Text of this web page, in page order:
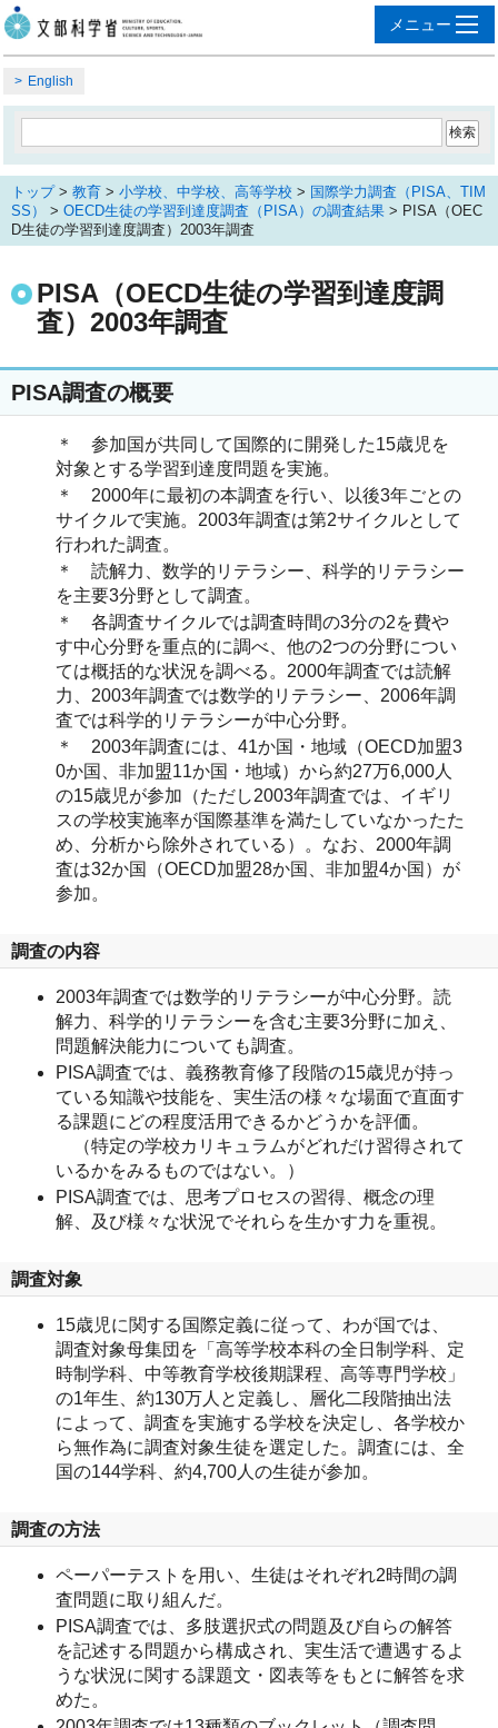
English
トップ> 教育 > 小学校、中学校、高等学校 > 国際学力調査（PISA、TIM
SS）
> OECD生徒の学習到達度調査（PISA）の調査結果 > PISA（OEC
D生徒の学習到達度調査）2003年調査
PISA（OECD生徒の学習到達度調
査）2003年調査
PISA調査の概要
＊ 参加国が共同して国際的に開発した15歳児を
対象とする学習到達度問題を実施。
＊ 2000年に最初の本調査を行い、以後3年ごとの
サイクルで実施。2003年調査は第2サイクルとして
行われた調査。
＊ 読解力、数学的リテラシー、科学的リテラシー
を主要3分野として調査。
＊ 各調査サイクルでは調査時間の3分の2を費や
す中心分野を重点的に調べ、他の2つの分野につい
ては概括的な状況を調べる。2000年調査では読解
力、2003年調査では数学的リテラシー、2006年調
査では科学的リテラシーが中心分野。
＊ 2003年調査には、41か国・地域（OECD加盟3
0か国、非加盟11か国・地域）から約27万6,000人
の15歳児が参加（ただし2003年調査では、イギリ
スの学校実施率が国際基準を満たしていなかったた
め、分析から除外されている）。なお、2000年調
査は32か国（OECD加盟28か国、非加盟4か国）が
参加。
調査の内容
2003年調査では数学的リテラシーが中心分野。読
解力、科学的リテラシーを含む主要3分野に加え、
問題解決能力についても調査。
PISA調査では、義務教育修了段階の15歳児が持っ
ている知識や技能を、実生活の様々な場面で直面す
る課題にどの程度活用できるかどうかを評価。
（特定の学校カリキュラムがどれだけ習得されて
いるかをみるものではない。）
PISA調査では、思考プロセスの習得、概念の理
解、及び様々な状況でそれらを生かす力を重視。
調査対象
15歳児に関する国際定義に従って、わが国では、
調査対象母集団を「高等学校本科の全日制学科、定
時制学科、中等教育学校後期課程、高等専門学校」
の1年生、約130万人と定義し、層化二段階抽出法
によって、調査を実施する学校を決定し、各学校か
ら無作為に調査対象生徒を選定した。調査には、全
国の144学科、約4,700人の生徒が参加。
調査の方法
ペーパーテストを用い、生徒はそれぞれ2時間の調
査問題に取り組んだ。
PISA調査では、多肢選択式の問題及び自らの解答
を記述する問題から構成され、実生活で遭遇するよ
うな状況に関する課題文・図表等をもとに解答を求
めた。